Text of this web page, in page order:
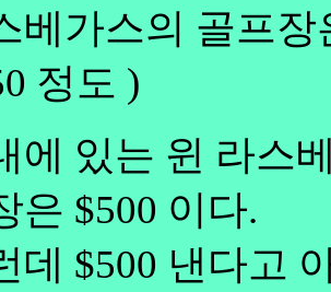
베가스의 골프장
정도 )
에 있는 윈 라스
은 $500 이다.
데 $500 낸다고